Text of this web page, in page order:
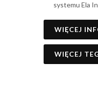
systemu Ela
WIĘCEJ
WIĘCEJ